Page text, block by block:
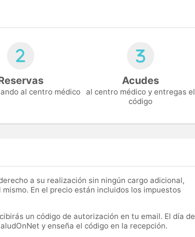
al centro médico
Acudes
al centro médico y entregas el
código
a su realización sin ningún cargo adicional,
En el precio están incluidos los impuestos
un código de autorización en tu email. El día de
y enseña el código en la recepción.